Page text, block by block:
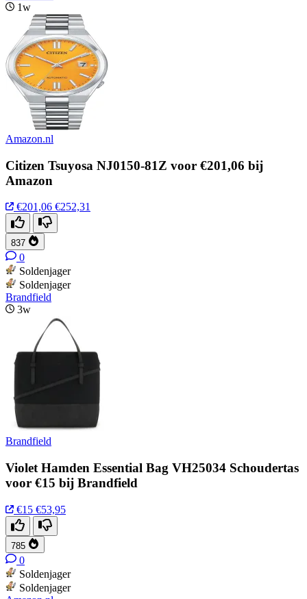
1w
Amazon.nl
Citizen Tsuyosa NJ0150-81Z voor €201,06 bij
Amazon
€201,06 €252,31
837
0
Soldenjager
Soldenjager
Brandfield
3w
Brandfield
Violet Hamden Essential Bag VH25034 Schoudertas
voor €15 bij Brandfield
€15 €53,95
785
0
Soldenjager
Soldenjager